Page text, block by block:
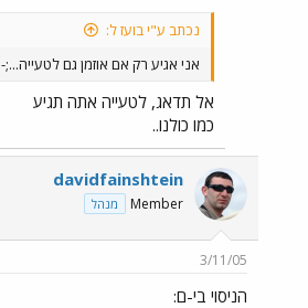
נכתב ע"י בועז ל:
אני אגיע רק אם אוזמן גם לטעייה...;-
אל תדאג, לטעייה אתה תגיע
כמו כולנו..
davidfainshtein
Member מנהל
3/11/05
הניסוי בי-ם: